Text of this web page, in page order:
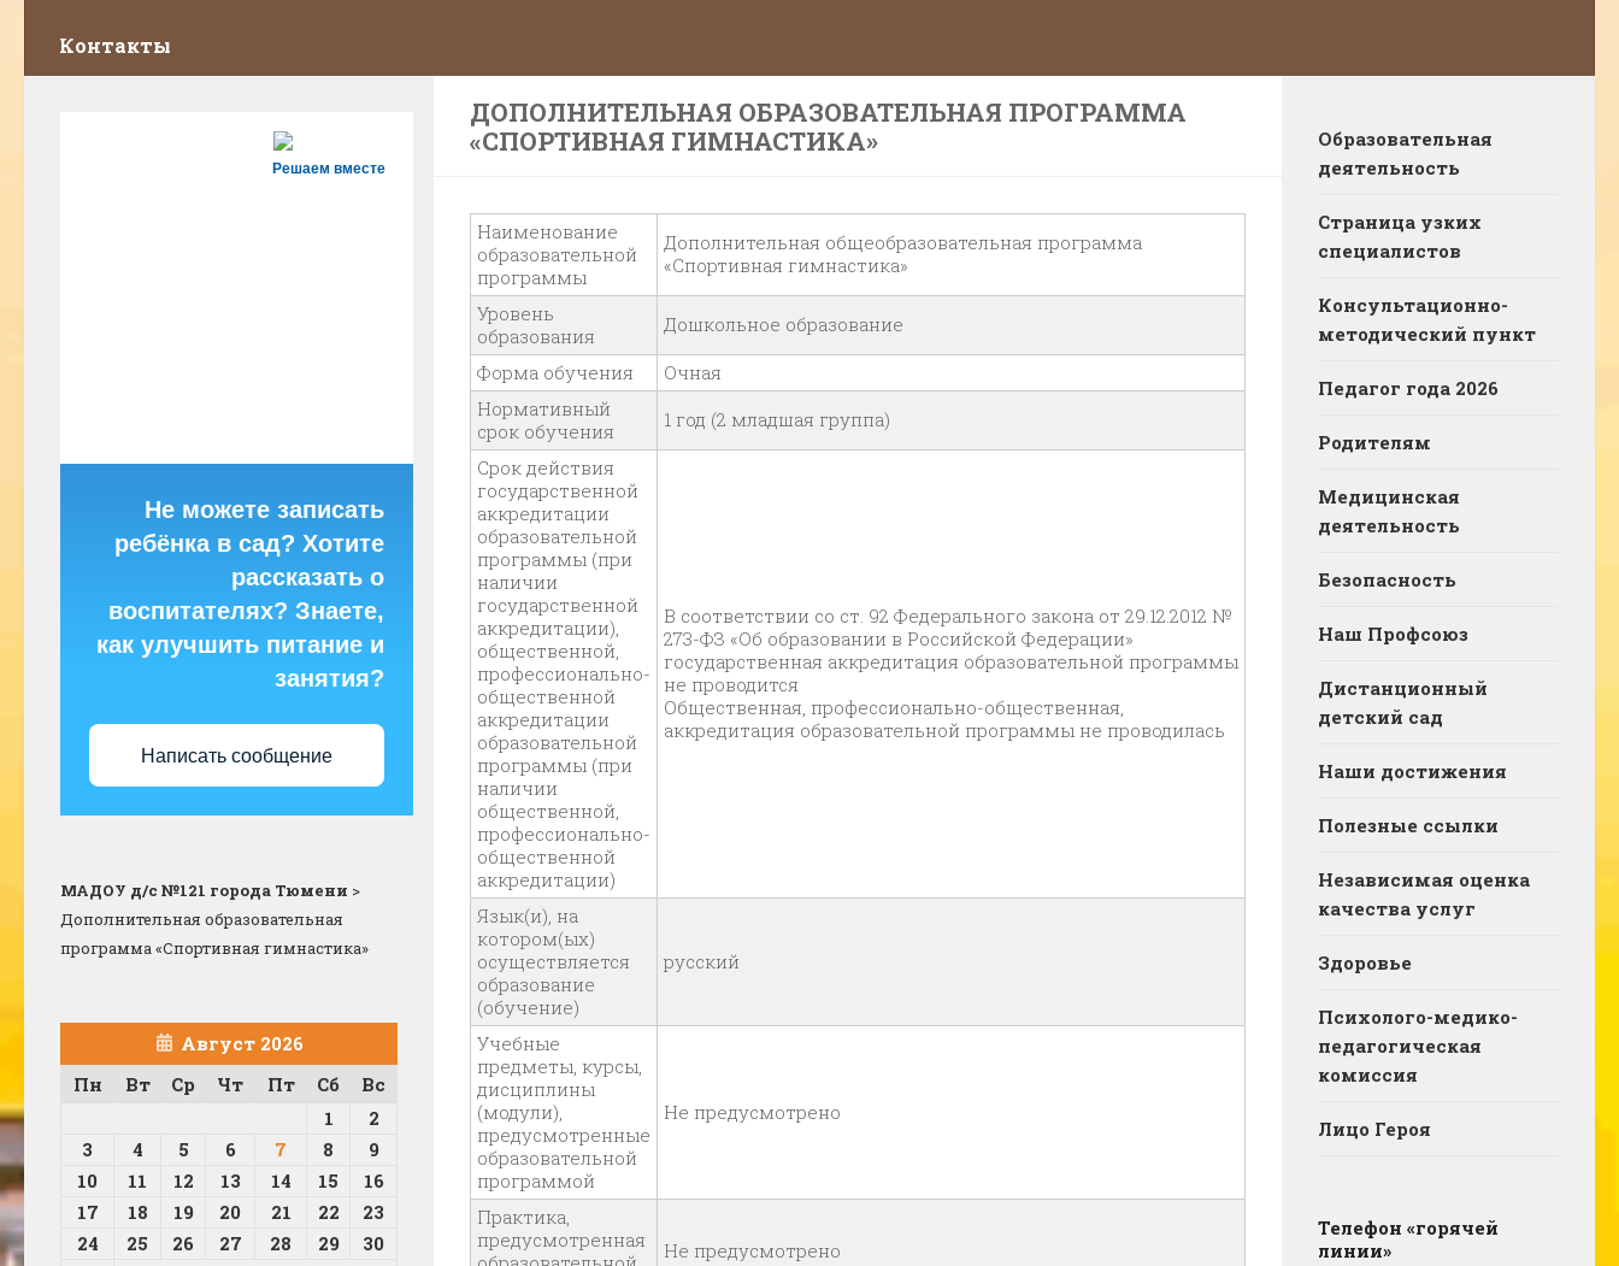
Контакты
ДОПОЛНИТЕЛЬНАЯ ОБРАЗОВАТЕЛЬНАЯ ПРОГРАММА
«СПОРТИВНАЯ ГИМНАСТИКА»
Наименование
образовательной
программы
Дополнительная общеобразовательная программа
«Спортивная гимнастика»
Уровень
образования
Дошкольное образование
Форма обучения
Очная
Нормативный
срок обучения
1 год (2 младшая группа)
Срок действия
государственной
аккредитации
образовательной
программы (при
наличии
государственной
аккредитации),
общественной,
профессионально-
общественной
аккредитации
образовательной
программы (при
наличии
общественной,
профессионально-
общественной
аккредитации)
В соответствии со ст. 92 Федерального закона от 29.12.2012 №
273-ФЗ «Об образовании в Российской Федерации»
государственная аккредитация образовательной программы
не проводится
Общественная, профессионально-общественная,
аккредитация образовательной программы не проводилась
Язык(и), на
котором(ых)
осуществляется
образование
(обучение)
русский
Учебные
предметы, курсы,
дисциплины
(модули),
предусмотренные
образовательной
программой
Не предусмотрено
Практика,
предусмотренная
Не предусмотрено
Решаем вместе
Не можете записать
ребёнка в сад? Хотите
рассказать о
воспитателях? Знаете,
как улучшить питание и
занятия?
Написать сообщение
МАДОУ д/с №121 города Тюмени >
Дополнительная образовательная
программа «Спортивная гимнастика»
Август 2026
Пн
Вт Ср Чт Пт Сб
Вс
1
2
3
4 5 6 7 8
9
10
11 12 13 14 15
16
17
18 19 20 21 22
23
24
25 26 27 28 29
30
Образовательная
деятельность
Страница узких
специалистов
Консультационно-
методический пункт
Педагог года 2026
Родителям
Медицинская
деятельность
Безопасность
Наш Профсоюз
Дистанционный
детский сад
Наши достижения
Полезные ссылки
Независимая оценка
качества услуг
Здоровье
Психолого-медико-
педагогическая
комиссия
Лицо Героя
Телефон «горячей
линии»